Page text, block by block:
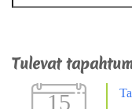
Tulevat
15